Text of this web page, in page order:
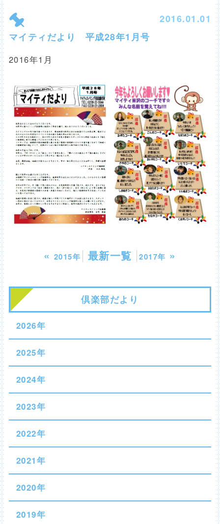
2016.01.01
マイティだより 平成28年1月号
2016年1月
« 2015年 最新一覧 2017年 »
倶楽部だより
2026年
2025年
2024年
2023年
2022年
2021年
2020年
2019年